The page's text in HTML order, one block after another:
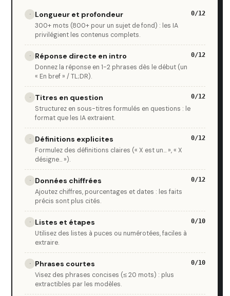
· Longueur et profondeur
300+ mots (800+ pour un sujet de fond) : les IA
privilégient les contenus complets.
0/12
· Réponse directe en intro
Donnez la réponse en 1-2 phrases dès le début (un
« En bref » / TL;DR).
0/12
· Titres en question
Structurez en sous-titres formulés en questions : le
format que les IA extraient.
0/12
· Définitions explicites
Formulez des définitions claires (« X est un... », « X
désigne... »).
0/12
· Données chiffrées
Ajoutez chiffres, pourcentages et dates : les faits
précis sont plus cités.
0/12
· Listes et étapes
Utilisez des listes à puces ou numérotées, faciles à
extraire.
0/10
· Phrases courtes
Visez des phrases concises (≤ 20 mots) : plus
extractibles par les modèles.
0/10